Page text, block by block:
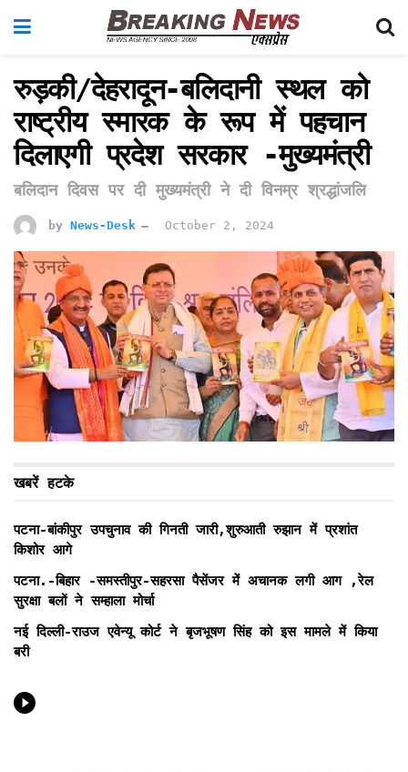
रुड़की/देहरादून-बलिदानी स्थल को
राष्ट्रीय स्मारक के रूप में पहचान
दिलाएगी प्रदेश सरकार -मुख्यमंत्री
बलिदान दिवस पर दी मुख्यमंत्री ने दी विनम्र श्रद्धांजलि
by News-Desk October 2, 2024
खबरें हटके
पटना-बांकीपुर उपचुनाव की गिनती जारी,शुरुआती रुझान में प्रशांत
किशोर आगे
पटना.-बिहार -समस्तीपुर-सहरसा पैसेंजर में अचानक लगी आग ,रेल
सुरक्षा बलों ने सम्हाला मोर्चा
नई दिल्ली-राउज एवेन्यू कोर्ट ने बृजभूषण सिंह को इस मामले में किया
बरी